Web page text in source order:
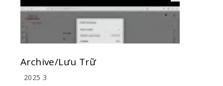
Người Dùng Mới
Archive/Lưu Trữ
2025 3